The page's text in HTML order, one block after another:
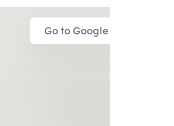
Go to Google Map